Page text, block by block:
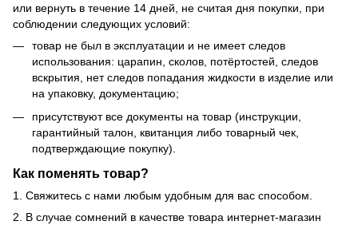
или вернуть в течение 14 дней, не считая дня покупки, при
соблюдении следующих условий:
товар не был в эксплуатации и не имеет следов
использования: царапин, сколов, потёртостей, следов
вскрытия, нет следов попадания жидкости в изделие или
на упаковку, документацию;
присутствуют все документы на товар (инструкции,
гарантийный талон, квитанция либо товарный чек,
подтверждающие покупку).
Как поменять товар?
1. Свяжитесь с нами любым удобным для вас способом.
2. В случае сомнений в качестве товара интернет-магазин